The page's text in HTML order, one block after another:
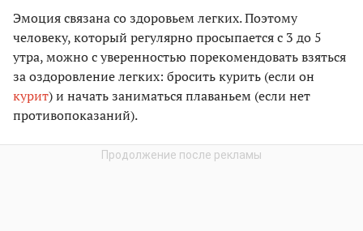
Эмоция связана со здоровьем легких. Поэтому
человеку, который регулярно просыпается с 3 до 5
утра, можно с уверенностью порекомендовать взяться
за оздоровление легких: бросить курить (если он
курит) и начать заниматься плаваньем (если нет
противопоказаний).